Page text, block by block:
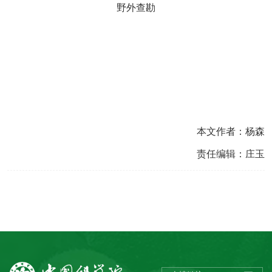
野外查勘
本文作者：杨森
责任编辑：庄玉